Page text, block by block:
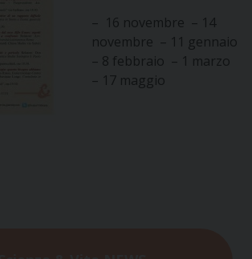
– 16 novembre – 14
novembre – 11 gennaio
– 8 febbraio – 1 marzo
– 17 maggio